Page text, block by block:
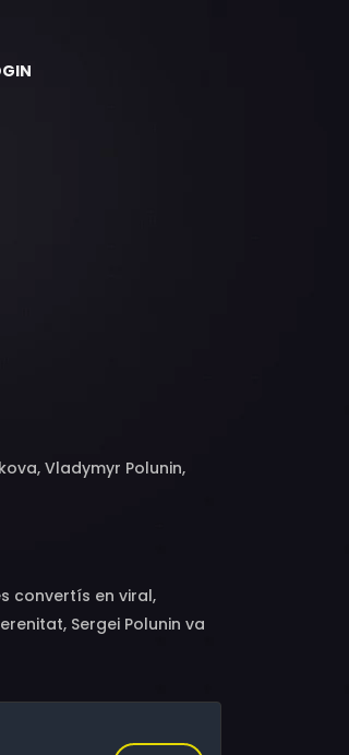
Vladymyr Polunin,
Julie Kavanagh
convertís en viral,
Sergei Polunin va
del Royal Ballet.
personal per
a ell.